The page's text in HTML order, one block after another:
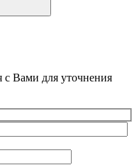
с Вами для уточнения